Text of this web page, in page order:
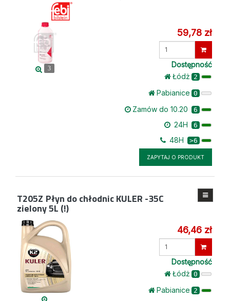
3
59,78 zł
Wprowadź
Dostępność
Łódż 2
Pabianice 0
Zamów do 10.20 6
24H 6
48H >6
ZAPYTAJ O PRODUKT
T205Z Płyn do chłodnic KULER -35C
zielony 5L (!)
46,46 zł
Wprowadź
Dostępność
Łódż 0
Pabianice 2